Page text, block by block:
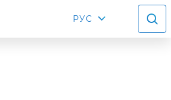
РУС